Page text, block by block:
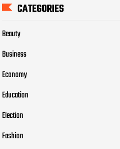
CATEGORIES
Beauty
Business
Economy
Education
Election
Fashion